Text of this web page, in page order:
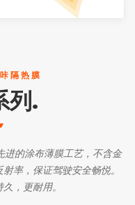
隔热膜
列.
进的涂布薄膜工艺，不含金
率，保证驾驶安全畅悦。
，更耐用。